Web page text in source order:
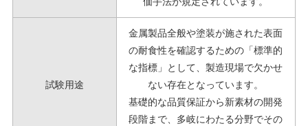
試験用途
金属製品全般や塗装が施された表面
の耐食性を確認するための「標準的
な指標」として、製造現場で欠かせ
ない存在となっています。
基礎的な品質保証から新素材の開発
段階まで、多岐にわたる分野でその